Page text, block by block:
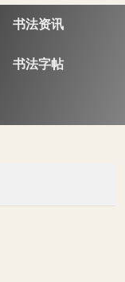
书法资讯
书法字帖